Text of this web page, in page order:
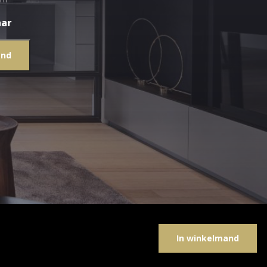
In winkelmand